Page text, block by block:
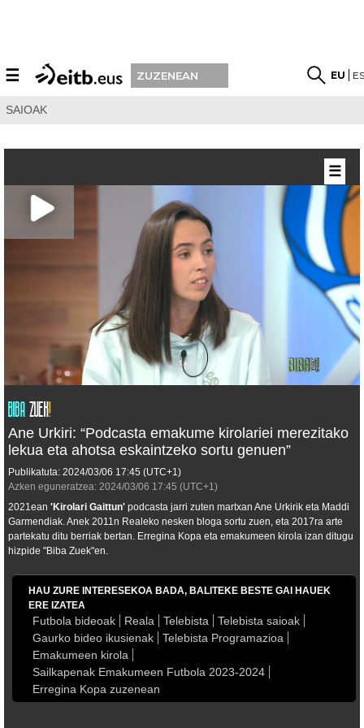
☰ ZUZENEAN EU
SAIOAK
Ane Urkiri: “Podcasta emakume kirolariei merezitako
lekua eta ahotsa eskaintzeko sortu genuen”
Publikatuta: 2024/03/06 17:45 (UTC+1)
Azken eguneratzea: 2024/03/06 17:45 (UTC+1)
2021ean 'Kirolari Gaittun' podcasta jarri zuten martxan Ane Urkirik eta Maddi
Garmendiak. Anek 2011n Realeko nesken bloga sortu zuen, eta 2017ra arte
partekatu ditu berriak bertan. Erregina Kopa eta emakumeen kirola izan ditugu
hizpide "Biba Zuek"en.
HAU ZURE INTERESEKOA BADA, BALITEKE BESTE GAI HAUEK
ERE IZATEA
Futbola bideoak Reala Telebista
Telebista saioak
Gaurko bideo ikusienak
Telebista Programazioa
Emakumeen kirola
Sailkapenak Emakumeen Futbola 2023-2024
Erregina Kopa zuzenean
☰